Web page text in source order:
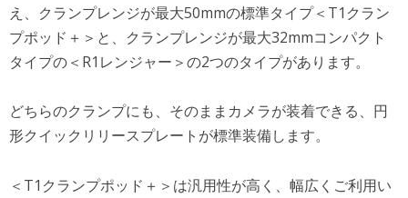
え、クランプレンジが最大50mmの標準タイプ＜T1クラン
プポッド＋＞と、クランプレンジが最大32mmコンパクト
タイプの＜R1レンジャー＞の2つのタイプがあります。
どちらのクランプにも、そのままカメラが装着できる、円
形クイックリリースプレートが標準装備します。
＜T1クランプポッド＋＞は汎用性が高く、幅広くご利用い